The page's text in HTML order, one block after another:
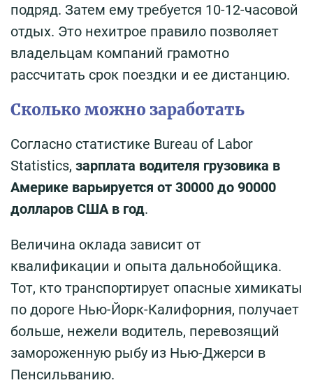
подряд. Затем ему требуется 10-12-часовой
отдых. Это нехитрое правило позволяет
владельцам компаний грамотно
рассчитать срок поездки и ее дистанцию.
Сколько можно заработать
Согласно статистике Bureau of Labor
Statistics, зарплата водителя грузовика в
Америке варьируется от 30000 до 90000
долларов США в год.
Величина оклада зависит от
квалификации и опыта дальнобойщика.
Тот, кто транспортирует опасные химикаты
по дороге Нью-Йорк-Калифорния, получает
больше, нежели водитель, перевозящий
замороженную рыбу из Нью-Джерси в
Пенсильванию.